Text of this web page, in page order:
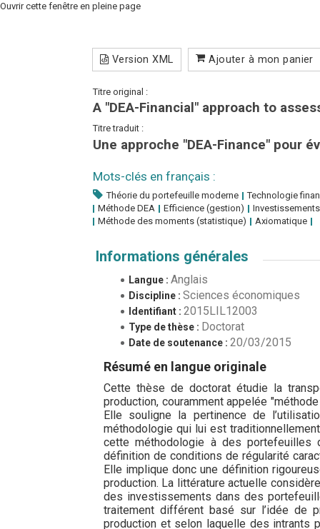
Ouvrir cette fenêtre en pleine page
Version XML Ajouter à mon panier
Titre original :
A "DEA-Financial" approach to
Titre traduit :
Une approche "DEA-Finance" pour
Mots-clés en français :
Théorie du portefeuille moderne
Technologie
Méthode DEA
Efficience (gestion)
Investissements
Méthode des moments (statistique)
Axiomatique
Informations générales
Langue : Anglais
Discipline : Sciences économiques
Identifiant : 2015LIL12003
Type de thèse : Doctorat
Date de soutenance : 20/03/2015
Résumé en langue originale
Cette thèse de doctorat étudie la
production, couramment appelée
Elle souligne la pertinence de
méthodologie qui lui est
cette méthodologie à des portefeuilles
définition de conditions de régularité
Elle implique donc une définition
production. La littérature actuelle
des investissements dans des
traitement différent basé sur l’idée de
production et selon laquelle des intrants